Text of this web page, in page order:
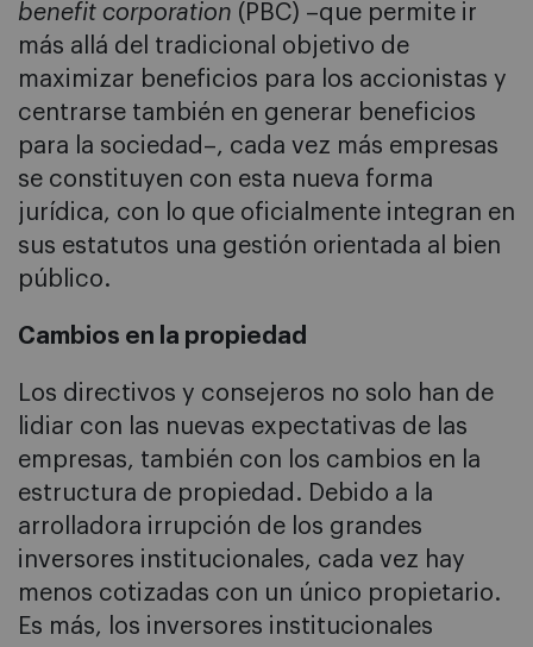
benefit corporation (PBC) –que permite ir
más allá del tradicional objetivo de
maximizar beneficios para los accionistas y
centrarse también en generar beneficios
para la sociedad–, cada vez más empresas
se constituyen con esta nueva forma
jurídica, con lo que oficialmente integran en
sus estatutos una gestión orientada al bien
público.
Cambios en la propiedad
Los directivos y consejeros no solo han de
lidiar con las nuevas expectativas de las
empresas, también con los cambios en la
estructura de propiedad. Debido a la
arrolladora irrupción de los grandes
inversores institucionales, cada vez hay
menos cotizadas con un único propietario.
Es más, los inversores institucionales